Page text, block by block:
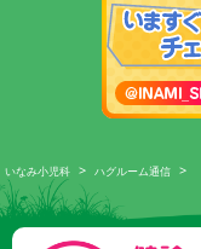
いなみ小児科 > ハグルーム通信 >